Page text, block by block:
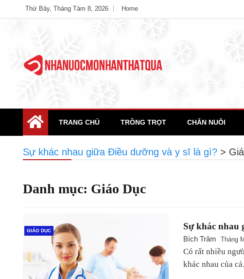
to
Thứ Bảy, Tháng Tám 8, 2026 Home
TRANG CHỦ TRỒNG TRỌT CHĂN NUÔI
Sự khác nhau giữa Điều dưỡng và y sĩ là gì? >
Danh mục: Giáo Dục
GIÁO DỤC Sự khác nhau
Bích Trâm Tháng
Có rất nhiều
khác nhau của